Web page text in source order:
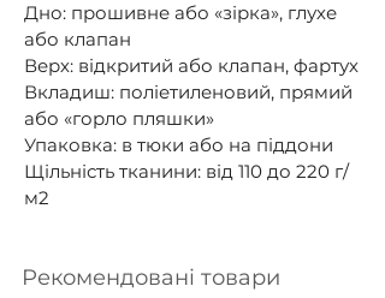
Дно: прошивне або «зірка», глухе
або клапан
Верх: відкритий або клапан, фартух
Вкладиш: поліетиленовий, прямий
або «горло пляшки»
Упаковка: в тюки або на піддони
Щільність тканини: від 110 до 220 г/
м2
Рекомендовані товари